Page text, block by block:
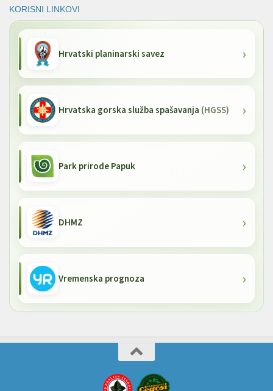
KORISNI LINKOVI
Hrvatski planinarski savez
Hrvatska gorska služba spašavanja (HGSS)
Park prirode Papuk
DHMZ
Vremenska prognoza